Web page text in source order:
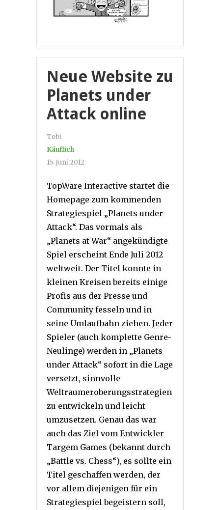
Neue Website zu
Planets under
Attack online
Tobi
Käuflich
15. Juni 2012
TopWare Interactive startet die
Homepage zum kommenden
Strategiespiel „Planets under
Attack“. Das vormals als
„Planets at War“ angekündigte
Spiel erscheint Ende Juli 2012
weltweit. Der Titel konnte in
kleinen Kreisen bereits einige
Profis aus der Presse und
Community fesseln und in
seine Umlaufbahn ziehen. Jeder
Spieler (auch komplette Genre-
Neulinge) werden in „Planets
under Attack“ sofort in die Lage
versetzt, sinnvolle
Weltraumeroberungsstrategien
zu entwickeln und leicht
umzusetzen. Genau das war
auch das Ziel vom Entwickler
Targem Games (bekannt durch
„Battle vs. Chess“), es sollte ein
Titel geschaffen werden, der
vor allem diejenigen für ein
Strategiespiel begeistern soll,